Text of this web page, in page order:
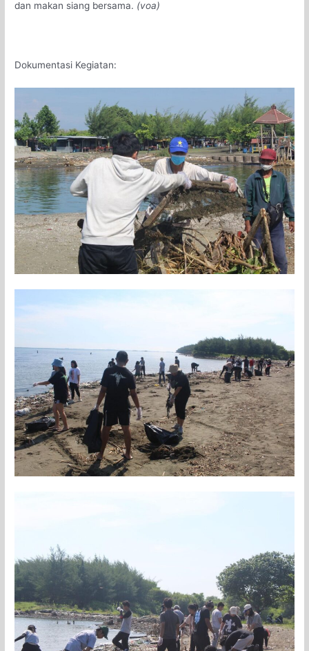
dan makan siang bersama. (voa)
Dokumentasi Kegiatan: